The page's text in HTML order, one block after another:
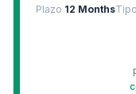
Plazo 12 Months